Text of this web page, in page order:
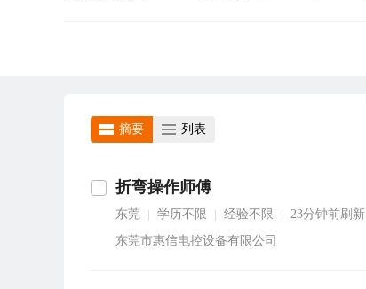
摘要 列表
折弯操作师傅
东莞 学历不限 经验不限
23分钟前刷新
东莞市惠信电控设备有限公司